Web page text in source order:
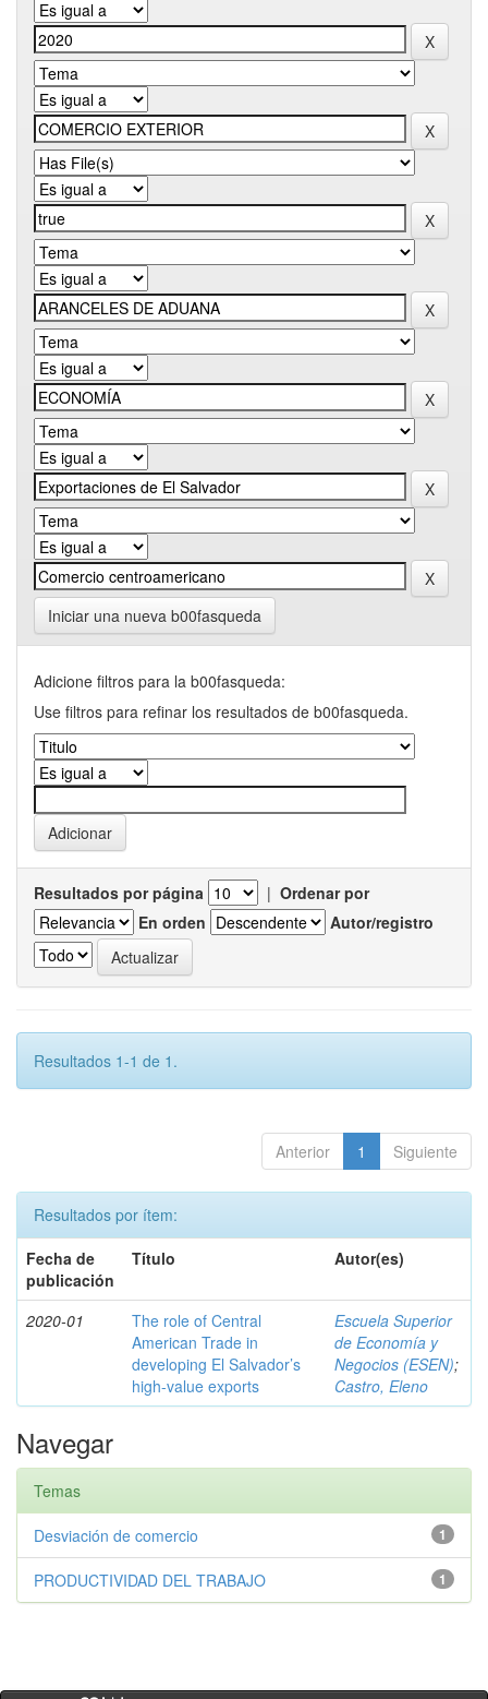
Iniciar una nueva b00fasqueda
Adicione filtros para la b00fasqueda:
Use filtros para refinar los resultados de b00fasqueda.
Resultados por página | Ordenar por
En orden
Autor/registro
Resultados 1-1 de 1.
Anterior 1 Siguiente
Resultados por ítem:
Fecha de
publicación
Título Autor(es)
2020-01
The role of Central
American Trade in
developing El Salvador’s
high-value exports
Escuela Superior
de Economía y
Negocios (ESEN);
Castro, Eleno
Navegar
Temas
1
Desviación de comercio
1
PRODUCTIVIDAD DEL TRABAJO